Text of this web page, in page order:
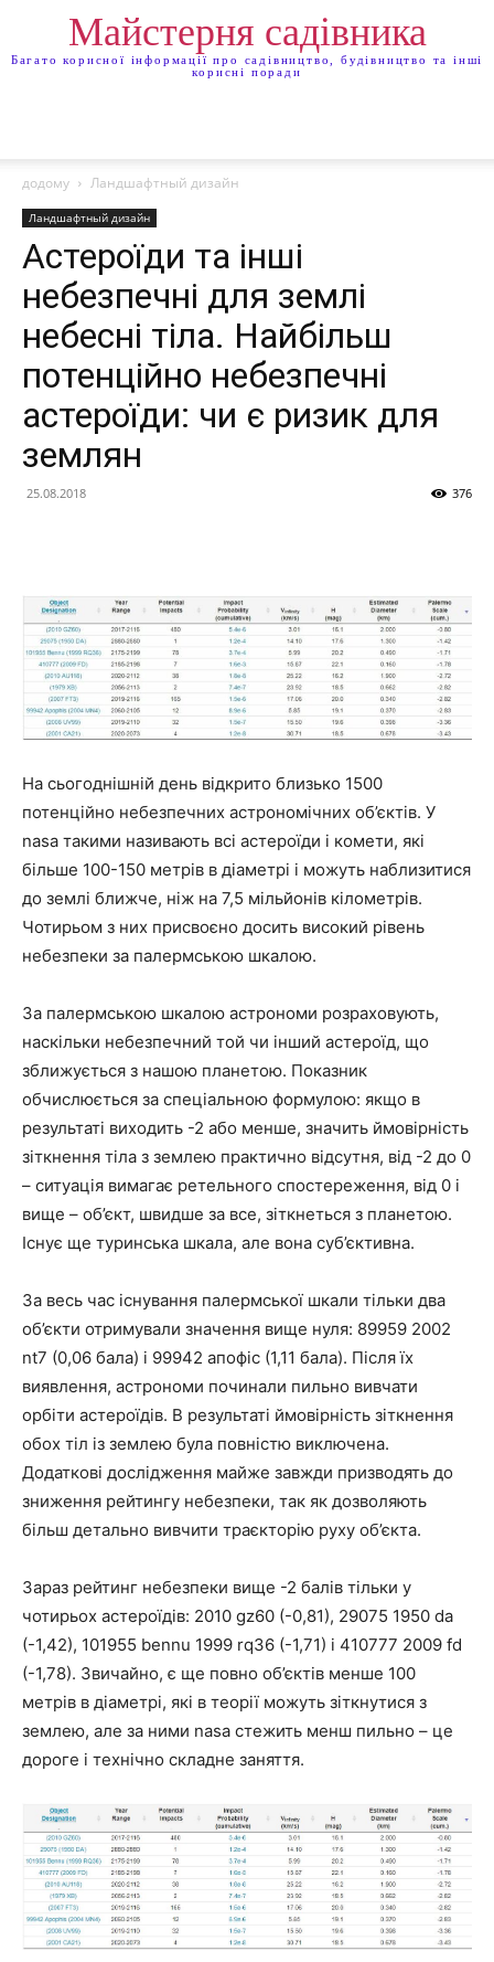
Майстерня садівника
Багато корисної інформації про садівництво, будівництво та інші
корисні поради
додому Ландшафтный дизайн
Ландшафтный дизайн
Астероїди та інші
небезпечні для землі
небесні тіла. Найбільш
потенційно небезпечні
астероїди: чи є ризик для
землян
25.08.2018 376
На сьогоднішній день відкрито близько 1500
потенційно небезпечних астрономічних об’єктів. У
nasa такими називають всі астероїди і комети, які
більше 100-150 метрів в діаметрі і можуть наблизитися
до землі ближче, ніж на 7,5 мільйонів кілометрів.
Чотирьом з них присвоєно досить високий рівень
небезпеки за палермською шкалою.
За палермською шкалою астрономи розраховують,
наскільки небезпечний той чи інший астероїд, що
зближується з нашою планетою. Показник
обчислюється за спеціальною формулою: якщо в
результаті виходить -2 або менше, значить ймовірність
зіткнення тіла з землею практично відсутня, від -2 до 0
– ситуація вимагає ретельного спостереження, від 0 і
вище – об’єкт, швидше за все, зіткнеться з планетою.
Існує ще туринська шкала, але вона суб’єктивна.
За весь час існування палермської шкали тільки два
об’єкти отримували значення вище нуля: 89959 2002
nt7 (0,06 бала) і 99942 апофіс (1,11 бала). Після їх
виявлення, астрономи починали пильно вивчати
орбіти астероїдів. В результаті ймовірність зіткнення
обох тіл із землею була повністю виключена.
Додаткові дослідження майже завжди призводять до
зниження рейтингу небезпеки, так як дозволяють
більш детально вивчити траєкторію руху об’єкта.
Зараз рейтинг небезпеки вище -2 балів тільки у
чотирьох астероїдів: 2010 gz60 (-0,81), 29075 1950 da
(-1,42), 101955 bennu 1999 rq36 (-1,71) і 410777 2009 fd
(-1,78). Звичайно, є ще повно об’єктів менше 100
метрів в діаметрі, які в теорії можуть зіткнутися з
землею, але за ними nasa стежить менш пильно – це
дороге і технічно складне заняття.